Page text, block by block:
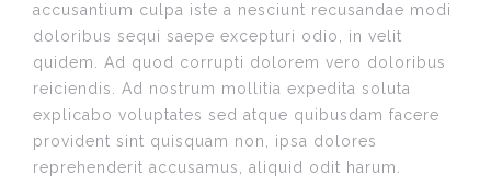
accusantium culpa iste a nesciunt recusandae modi
doloribus sequi saepe excepturi odio, in velit
quidem. Ad quod corrupti dolorem vero doloribus
reiciendis. Ad nostrum mollitia expedita soluta
explicabo voluptates sed atque quibusdam facere
provident sint quisquam non, ipsa dolores
reprehenderit accusamus, aliquid odit harum.